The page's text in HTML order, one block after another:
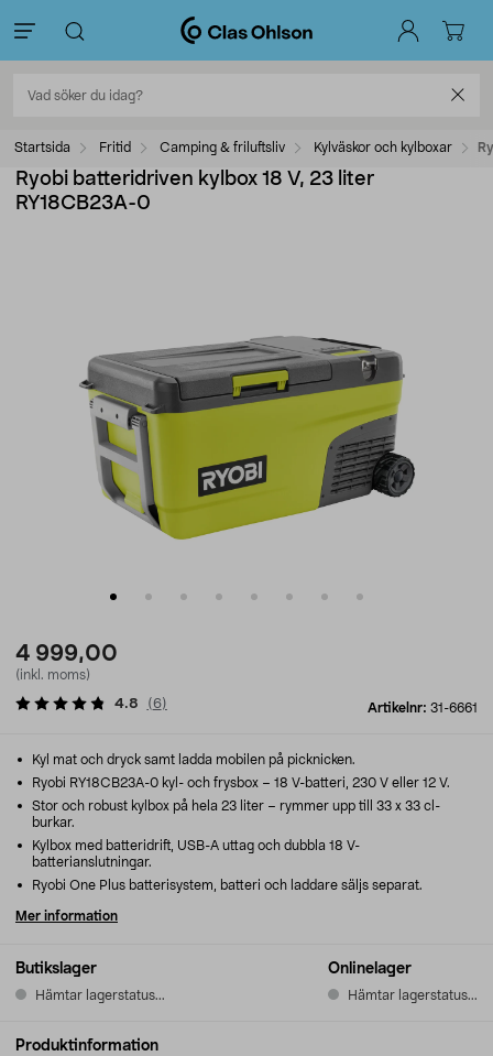
Startsida Fritid Camping & friluftsliv Kylväskor och kylboxar
Ryobi batteridriven kylbox 18 V, 23 liter
RY18CB23A-0
4 999,00
(inkl. moms)
Artikelnr: 31-6661
4.8 (6)
Butikslager
Hämtar lagerstatus...
Onlinelager
Hämtar lagerstatus...
Kyl mat och dryck samt ladda mobilen på picknicken.
Ryobi RY18CB23A-0 kyl- och frysbox – 18 V-batteri, 230 V eller 12 V.
Stor och robust kylbox på hela 23 liter – rymmer upp till 33 x 33 cl-
burkar.
Kylbox med batteridrift, USB-A uttag och dubbla 18 V-
batterianslutningar.
Ryobi One Plus batterisystem, batteri och laddare säljs separat.
Mer information
Produktinformation